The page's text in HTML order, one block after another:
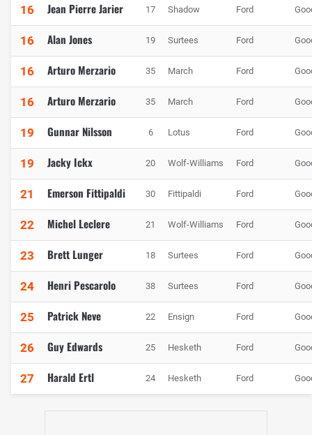
16 Jean Pierre Jarier 17 Shadow Ford
16 Alan Jones 19 Surtees Ford
16 Arturo Merzario 35 March Ford
16 Arturo Merzario 35 March Ford
19 Gunnar Nilsson 6 Lotus Ford
19 Jacky Ickx 20 Wolf-Williams Ford
21 Emerson Fittipaldi 30 Fittipaldi Ford
22 Michel Leclere 21 Wolf-Williams Ford
23 Brett Lunger 18 Surtees Ford
24 Henri Pescarolo 38 Surtees Ford
25 Patrick Neve 22 Ensign Ford
26 Guy Edwards 25 Hesketh Ford
27 Harald Ertl 24 Hesketh Ford